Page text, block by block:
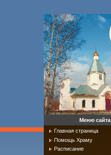
Меню сайта
Главная страница
Помощь Храму
Расписание